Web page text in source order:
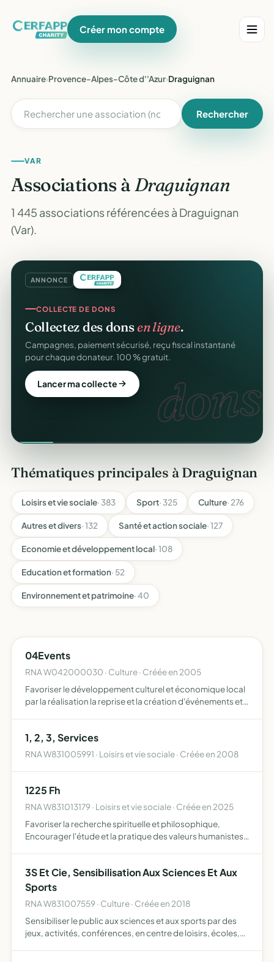
Créer mon compte
Annuaire›Provence-Alpes-Côte d''Azur›Draguignan
Rechercher
VAR
Associations àDraguignan
1 445 associations référencées à Draguignan
(Var).
ANNONCE
dons.
COLLECTE DE DONS
Collectez des donsen ligne.
Campagnes, paiement sécurisé, reçu fiscal instantané
pour chaque donateur. 100 % gratuit.
Lancer ma collecte
Thématiques principales à Draguignan
Loisirs et vie sociale· 383 Sport· 325 Culture· 276
Autres et divers· 132 Santé et action sociale· 127
Economie et développement local· 108
Education et formation· 52
Environnement et patrimoine· 40
04Events
RNA W042000030 · Culture · Créée en 2005
Favoriser le développement culturel et économique local
par la réalisation la reprise et la création d'événements et
1, 2, 3, Services
RNA W831005991 · Loisirs et vie sociale · Créée en 2008
1225 Fh
RNA W831013179 · Loisirs et vie sociale · Créée en 2025
Favoriser la recherche spirituelle et philosophique,
Encourager l'étude et la pratique des valeurs humanistes,
3S Et Cie, Sensibilisation Aux Sciences Et Aux
Sports
RNA W831007559 · Culture · Créée en 2018
Sensibiliser le public aux sciences et aux sports par des
jeux, activités, conférences, en centre de loisirs, écoles,